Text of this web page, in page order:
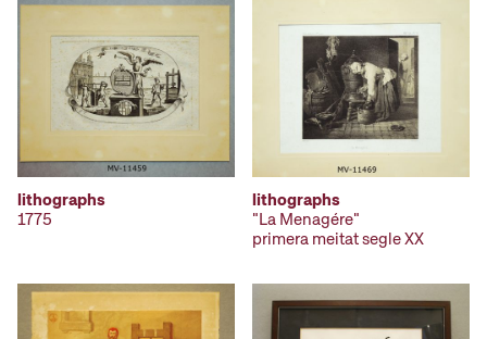
lithographs
1775
lithographs
"La Menagére"
primera meitat segle XX